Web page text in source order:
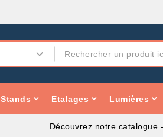
Stands Etalages Lumières
Découvrez notre catalogue -